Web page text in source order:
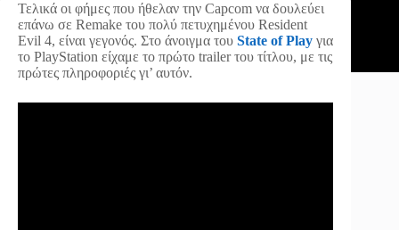
Τελικά οι φήμες που ήθελαν την Capcom να δουλεύει
επάνω σε Remake του πολύ πετυχημένου Resident
Evil 4, είναι γεγονός. Στο άνοιγμα του State of Play για
το PlayStation είχαμε το πρώτο trailer του τίτλου, με τις
πρώτες πληροφοριές γι’ αυτόν.